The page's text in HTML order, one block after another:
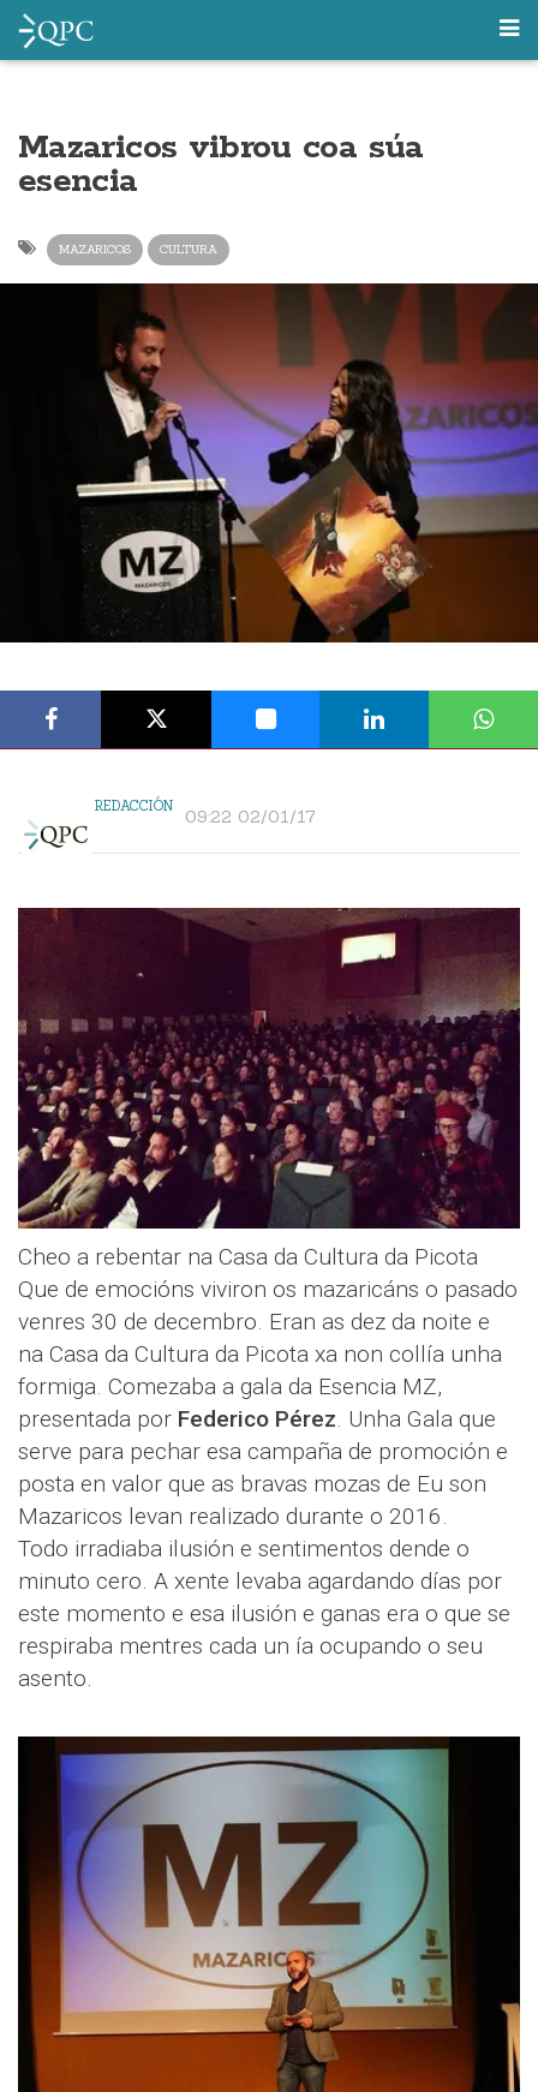
Mazaricos vibrou coa súa
esencia
MAZARICOS CULTURA
REDACCIÓN 09:22 02/01/17
Cheo a rebentar na Casa da Cultura da Picota
Que de emocións viviron os mazaricáns o pasado
venres 30 de decembro. Eran as dez da noite e
na Casa da Cultura da Picota xa non collía unha
formiga. Comezaba a gala da Esencia MZ,
presentada por Federico Pérez. Unha Gala que
serve para pechar esa campaña de promoción e
posta en valor que as bravas mozas de Eu son
Mazaricos levan realizado durante o 2016.
Todo irradiaba ilusión e sentimentos dende o
minuto cero. A xente levaba agardando días por
este momento e esa ilusión e ganas era o que se
respiraba mentres cada un ía ocupando o seu
asento.